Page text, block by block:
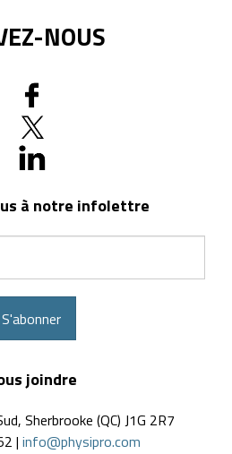
NOUS
à notre infolettre
S'abonner
joindre
Sherbrooke (QC) J1G 2R7
| info@physipro.com